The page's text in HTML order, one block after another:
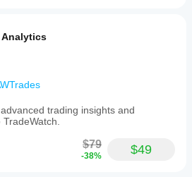
Analytics
trading insights and
$79
-38% $49